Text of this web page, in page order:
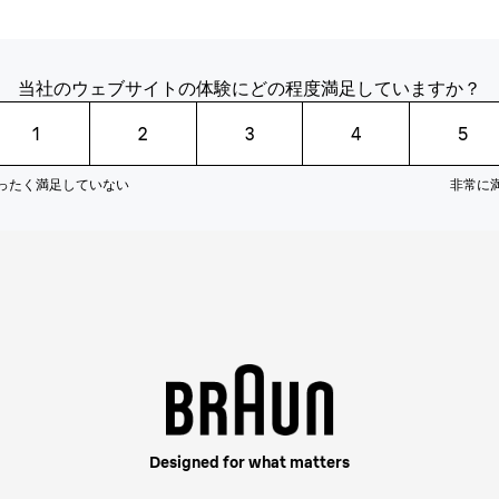
当社のウェブサイトの体験にどの程度満足していますか？
1 2 3 4 5
たく満足していない 非常に
Designed for what matters